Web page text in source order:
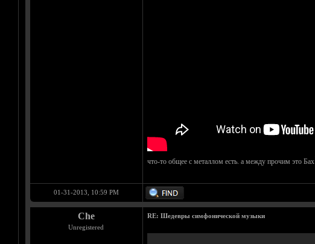
что-то общее с металлом есть. а между прочим это Бах
01-31-2013, 10:59 PM
Che
Unregistered
RE: Шедевры симфонической музыки